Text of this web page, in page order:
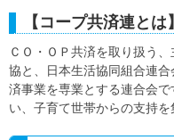
【コープ共済連とは】
ＣＯ・ＯＰ共済を取り扱う
協と、日本生活協同組合連
済事業を専業とする連合会
い、子育て世帯からの支持を